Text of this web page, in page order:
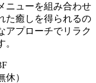
ニューを組み合わせ
た癒しを得られるの
アプローチでリラク
休）